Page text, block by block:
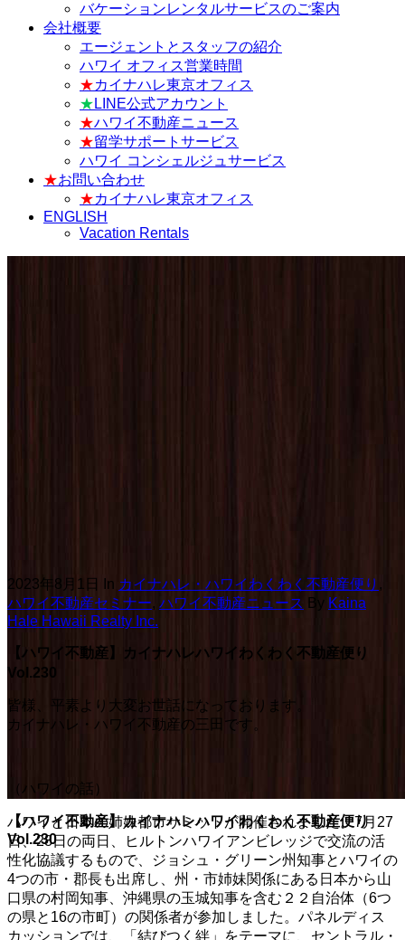
バケーションレンタルサービスのご案内
会社概要
エージェントとスタッフの紹介
ハワイ オフィス営業時間
★カイナハレ東京オフィス
★ LINE公式アカウント
★ハワイ不動産ニュース
★留学サポートサービス
ハワイ コンシェルジュサービス
★お問い合わせ
★カイナハレ東京オフィス
ENGLISH
Vacation Rentals
【ハワイ不動産】カイナハレハワイわくわく不動産便り
Vol.230
2023年8月1日 In カイナハレ・ハワイわくわく不動産便り ,
ハワイ不動産セミナー, ハワイ不動産ニュース By Kaina
Hale Hawaii Realty Inc.
【ハワイ不動産】カイナハレハワイわくわく不動産便り
Vol.230
皆様、平素より大変お世話になっております。
カイナハレ・ハワイ不動産の三田です。
（ハワイの話）
ハワイと日本の姉妹都市サミットが開催されました。7月27
日、28日の両日、ヒルトンハワイアンビレッジで交流の活
性化協議するもので、ジョシュ・グリーン州知事とハワイの
4つの市・郡長も出席し、州・市姉妹関係にある日本から山
口県の村岡知事、沖縄県の玉城知事を含む２２自治体（6つ
の県と16の市町）の関係者が参加しました。パネルディス
カッションでは、「結びつく絆」をテーマに、セントラル・